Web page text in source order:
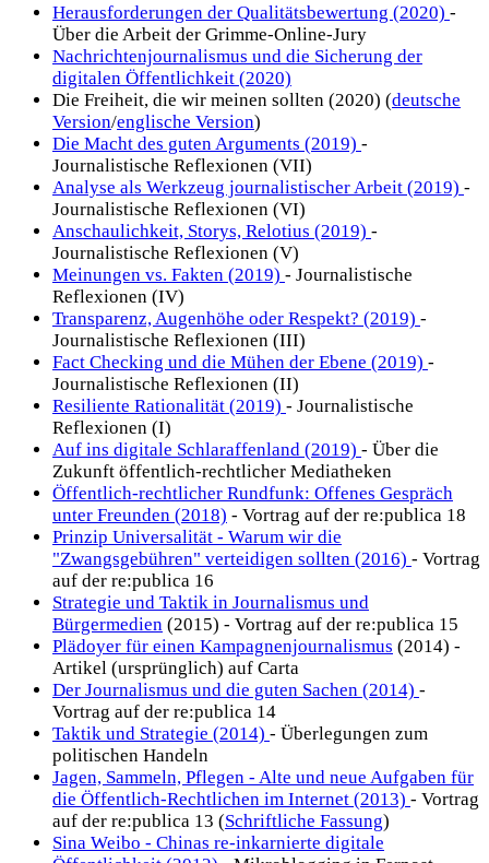
Herausforderungen der Qualitätsbewertung (2020) -
Über die Arbeit der Grimme-Online-Jury
Nachrichtenjournalismus und die Sicherung der
digitalen Öffentlichkeit (2020)
Die Freiheit, die wir meinen sollten (2020) (deutsche
Version/englische Version)
Die Macht des guten Arguments (2019) -
Journalistische Reflexionen (VII)
Analyse als Werkzeug journalistischer Arbeit (2019) -
Journalistische Reflexionen (VI)
Anschaulichkeit, Storys, Relotius (2019) -
Journalistische Reflexionen (V)
Meinungen vs. Fakten (2019) - Journalistische
Reflexionen (IV)
Transparenz, Augenhöhe oder Respekt? (2019) -
Journalistische Reflexionen (III)
Fact Checking und die Mühen der Ebene (2019) -
Journalistische Reflexionen (II)
Resiliente Rationalität (2019) - Journalistische
Reflexionen (I)
Auf ins digitale Schlaraffenland (2019) - Über die
Zukunft öffentlich-rechtlicher Mediatheken
Öffentlich-rechtlicher Rundfunk: Offenes Gespräch
unter Freunden (2018) - Vortrag auf der re:publica 18
Prinzip Universalität - Warum wir die
"Zwangsgebühren" verteidigen sollten (2016) - Vortrag
auf der re:publica 16
Strategie und Taktik in Journalismus und
Bürgermedien (2015) - Vortrag auf der re:publica 15
Plädoyer für einen Kampagnenjournalismus (2014) -
Artikel (ursprünglich) auf Carta
Der Journalismus und die guten Sachen (2014) -
Vortrag auf der re:publica 14
Taktik und Strategie (2014) - Überlegungen zum
politischen Handeln
Jagen, Sammeln, Pflegen - Alte und neue Aufgaben für
die Öffentlich-Rechtlichen im Internet (2013) - Vortrag
auf der re:publica 13 (Schriftliche Fassung)
Sina Weibo - Chinas re-inkarnierte digitale